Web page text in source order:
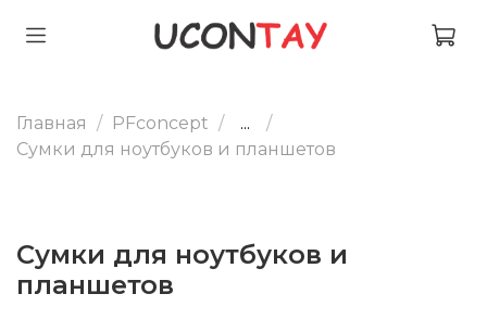
Главная PFconcept
...
Сумки для ноутбуков и планшетов
Сумки для ноутбуков и
планшетов